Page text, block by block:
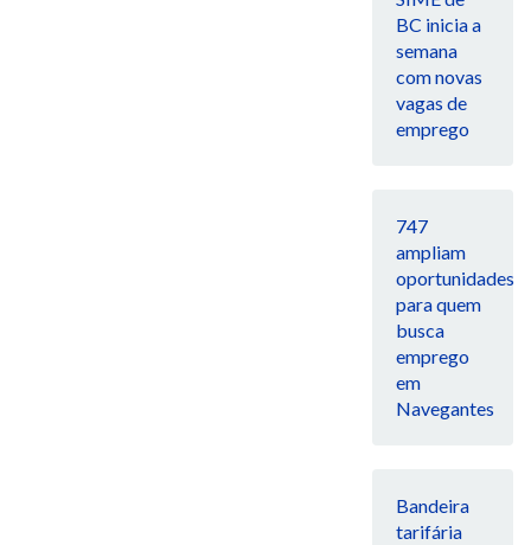
BC inicia a
semana
com novas
vagas de
emprego
747
ampliam
oportunidades
para quem
busca
emprego
em
Navegantes
Bandeira
tarifária